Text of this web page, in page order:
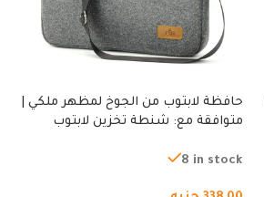
حافظة لابتوب من الجوخ لمظهر ملكي |
متوافقة مع: شنطة تخزين لابتوب
من الجوخ لجهاز نوت بوك والتابلت،
8 in stock